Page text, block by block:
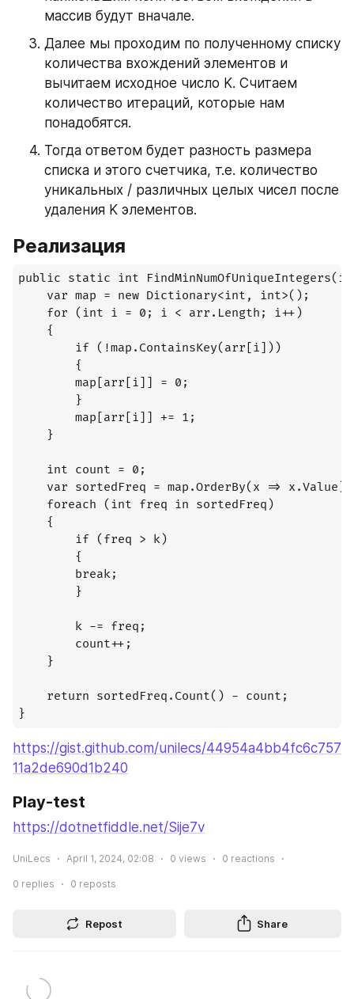
массив будут вначале.
Далее мы проходим по полученному списку
количества вхождений элементов и
вычитаем исходное число K. Считаем
количество итераций, которые нам
понадобятся.
Тогда ответом будет разность размера
списка и этого счетчика, т.е. количество
уникальных / различных целых чисел после
удаления K элементов.
Реализация
public static int
		map[arr[i]] = 0;
}
https://gist.github.com/unilecs/44954a4bb4fc6c757
11a2de690d1b240
Play-test
https://dotnetfiddle.net/Sije7v
UniLecs April 1, 2024, 02:08 0 views 0 reactions
0 replies 0 reposts
Repost Share